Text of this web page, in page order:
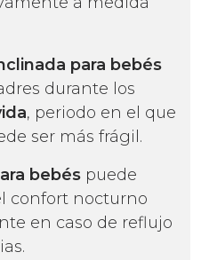
para bebés
durante los
, periodo en el que
ser más frágil.
bebés puede
confort nocturno
en caso de reflujo